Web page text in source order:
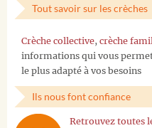
Tout savoir sur les crèches
Crèche collective, crèche
informations qui vous
le plus adapté à vos besoins
Ils nous font confiance
Retrouvez toutes